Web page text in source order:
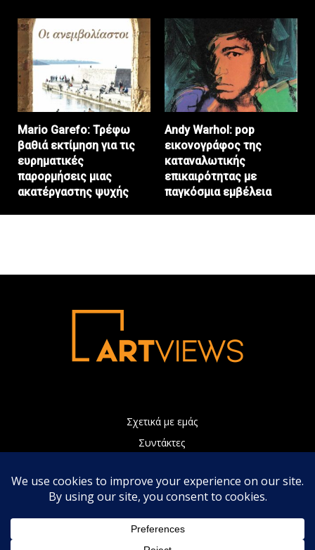
Mario Garefo: Τρέφω
βαθιά εκτίμηση για τις
ευρηματικές
παρορμήσεις μιας
ακατέργαστης ψυχής
Andy Warhol: pop
εικονογράφος της
καταναλωτικής
επικαιρότητας με
παγκόσμια εμβέλεια
Σχετικά με εμάς
Συντάκτες
Πολιτική Απορρήτου
Επικοινωνία
Η ιστοσελίδα μας χρησιμοποιεί Cookies τα οποία συνεισφέρουν